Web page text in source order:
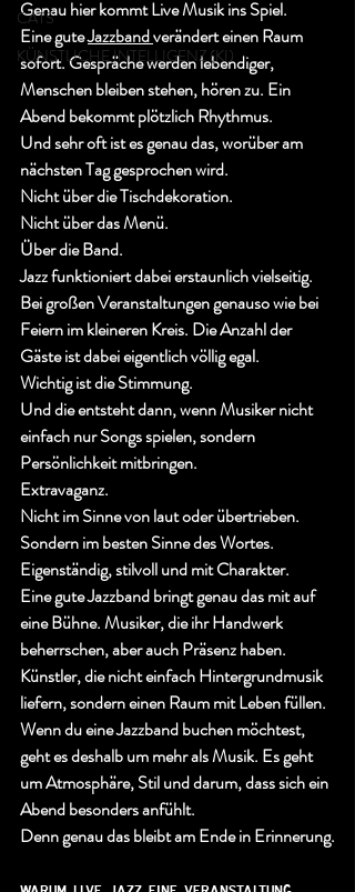
CATS
KÜNSTLICHE INTELLIGENZ (KI)
Genau hier kommt Live Musik ins Spiel.
Eine gute Jazzband verändert einen Raum
sofort. Gespräche werden lebendiger,
Menschen bleiben stehen, hören zu. Ein
Abend bekommt plötzlich Rhythmus.
Und sehr oft ist es genau das, worüber am
nächsten Tag gesprochen wird.
Nicht über die Tischdekoration.
Nicht über das Menü.
Über die Band.
Jazz funktioniert dabei erstaunlich vielseitig.
Bei großen Veranstaltungen genauso wie bei
Feiern im kleineren Kreis. Die Anzahl der
Gäste ist dabei eigentlich völlig egal.
Wichtig ist die Stimmung.
Und die entsteht dann, wenn Musiker nicht
einfach nur Songs spielen, sondern
Persönlichkeit mitbringen.
Extravaganz.
Nicht im Sinne von laut oder übertrieben.
Sondern im besten Sinne des Wortes.
Eigenständig, stilvoll und mit Charakter.
Eine gute Jazzband bringt genau das mit auf
eine Bühne. Musiker, die ihr Handwerk
beherrschen, aber auch Präsenz haben.
Künstler, die nicht einfach Hintergrundmusik
liefern, sondern einen Raum mit Leben füllen.
Wenn du eine Jazzband buchen möchtest,
geht es deshalb um mehr als Musik. Es geht
um Atmosphäre, Stil und darum, dass sich ein
Abend besonders anfühlt.
Denn genau das bleibt am Ende in Erinnerung.